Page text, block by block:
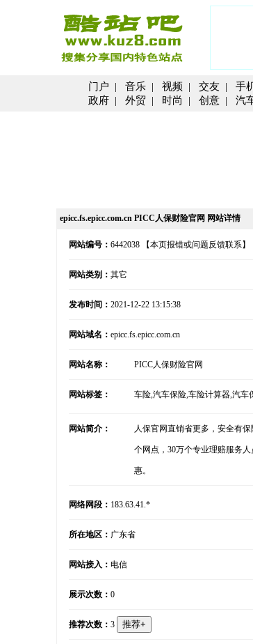
门户 | 音乐 | 视频 | 交友 | 手
政府 | 外贸 | 时尚 | 创意 | 汽
epicc.fs.epicc.com.cn PICC人保财险官网 网站详情
网站编号： 6442038 【本页报错或问题反馈联系】
网站类别： 其它
发布时间： 2021-12-22 13:15:38
网站域名： epicc.fs.epicc.com.cn
网站名称： PICC人保财险官网
网站标签： 车险,汽车保险,车险计算器,汽车
网站简介： 人保官网直销省更多，安全有
个网点，30万个专业理赔服务
惠。
网络网段： 183.63.41.*
所在地区： 广东省
网站接入： 电信
展示次数： 0
推荐次数： 3